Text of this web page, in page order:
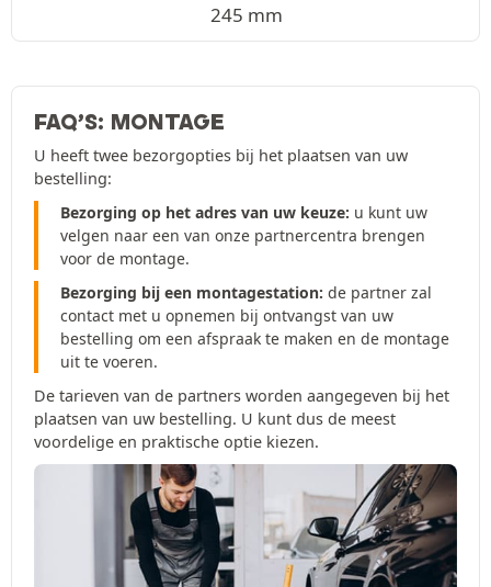
245 mm
FAQ’S: MONTAGE
U heeft twee bezorgopties bij het plaatsen van uw
bestelling:
Bezorging op het adres van uw keuze: u kunt uw
velgen naar een van onze partnercentra brengen
voor de montage.
Bezorging bij een montagestation: de partner zal
contact met u opnemen bij ontvangst van uw
bestelling om een afspraak te maken en de montage
uit te voeren.
De tarieven van de partners worden aangegeven bij het
plaatsen van uw bestelling. U kunt dus de meest
voordelige en praktische optie kiezen.